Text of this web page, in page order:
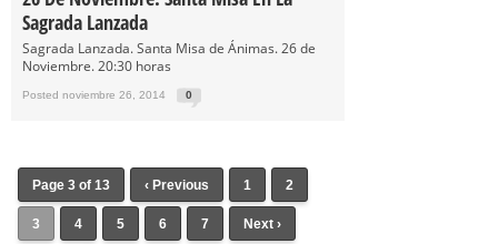
Sagrada Lanzada
Sagrada Lanzada. Santa Misa de Ánimas. 26 de
Noviembre. 20:30 horas
Posted noviembre 26, 2014 0
Page 3 of 13 ‹ Previous 1 2
3 4 5 6 7 Next ›